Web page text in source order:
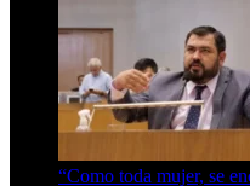
“Como toda mujer, se